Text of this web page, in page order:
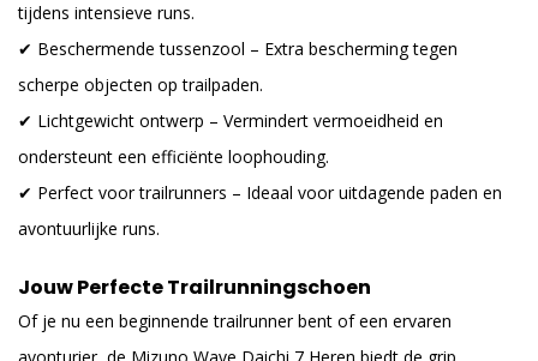
tijdens intensieve runs.
✔ Beschermende tussenzool – Extra bescherming tegen
scherpe objecten op trailpaden.
✔ Lichtgewicht ontwerp – Vermindert vermoeidheid en
ondersteunt een efficiënte loophouding.
✔ Perfect voor trailrunners – Ideaal voor uitdagende paden en
avontuurlijke runs.
Jouw Perfecte Trailrunningschoen
Of je nu een beginnende trailrunner bent of een ervaren